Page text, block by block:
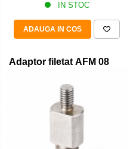
IN STOC
ADAUGA IN COS
Adaptor filetat AFM 08